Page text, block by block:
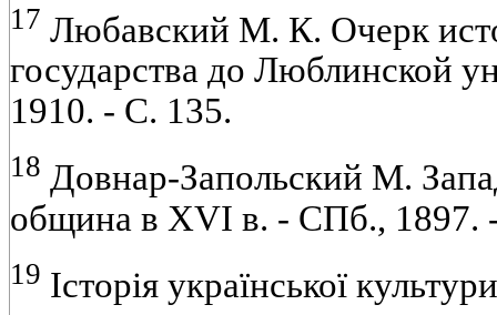
17 Любавский М. К. Очерк
государства до Люблинской
1910. - С. 135.
18 Довнар-Запольский М.
община в XVI в. - СПб., 1897.
19 Історія української